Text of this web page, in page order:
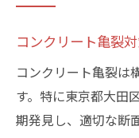
コンクリート亀裂
コンクリート亀裂は
す。特に東京都大田
期発見し、適切な断